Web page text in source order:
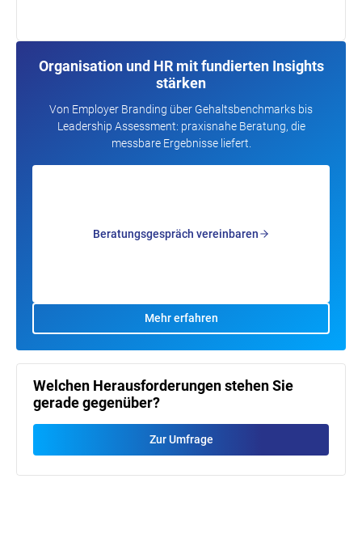
Organisation und HR mit fundierten Insights
stärken
Von Employer Branding über Gehaltsbenchmarks bis
Leadership Assessment: praxisnahe Beratung, die
messbare Ergebnisse liefert.
Beratungsgespräch vereinbaren
Mehr erfahren
Welchen Herausforderungen stehen Sie
gerade gegenüber?
Zur Umfrage